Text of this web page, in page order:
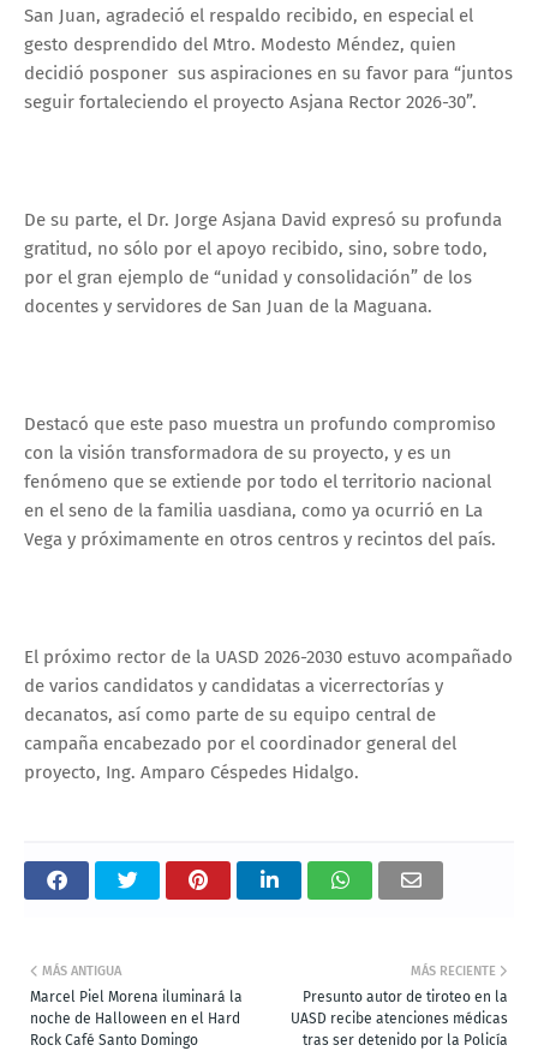
San Juan, agradeció el respaldo recibido, en especial el
gesto desprendido del Mtro. Modesto Méndez, quien
decidió posponer sus aspiraciones en su favor para “juntos
seguir fortaleciendo el proyecto Asjana Rector 2026-30”.
De su parte, el Dr. Jorge Asjana David expresó su profunda
gratitud, no sólo por el apoyo recibido, sino, sobre todo,
por el gran ejemplo de “unidad y consolidación” de los
docentes y servidores de San Juan de la Maguana.
Destacó que este paso muestra un profundo compromiso
con la visión transformadora de su proyecto, y es un
fenómeno que se extiende por todo el territorio nacional
en el seno de la familia uasdiana, como ya ocurrió en La
Vega y próximamente en otros centros y recintos del país.
El próximo rector de la UASD 2026-2030 estuvo acompañado
de varios candidatos y candidatas a vicerrectorías y
decanatos, así como parte de su equipo central de
campaña encabezado por el coordinador general del
proyecto, Ing. Amparo Céspedes Hidalgo.
MÁS RECIENTE
Presunto autor de tiroteo en la
UASD recibe atenciones médicas
tras ser detenido por la Policía
MÁS ANTIGUA
Marcel Piel Morena iluminará la
noche de Halloween en el Hard
Rock Café Santo Domingo